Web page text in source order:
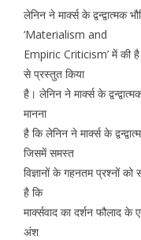
लेनिन ने मार्क्स के द्वन्द्वात्मक
‘Materialism and
Empiric Criticism’ में की
से प्रस्तुत किया
है। लेनिन ने मार्क्स के
मानना
है कि लेनिन ने मार्क्स के
जिसमें समस्त
विज्ञानों के गहनतम प्रश्नों
है कि
मार्क्सवाद का दर्शन फौलाद
अंश